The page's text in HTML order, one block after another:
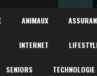
ANIMAUX
INTERNET
SENIORS TECHNOLOGIE